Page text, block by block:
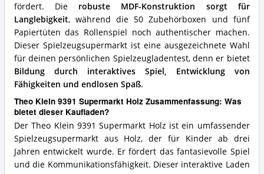
fördert. Die robuste MDF-Konstruktion sorgt für
Langlebigkeit, während die 50 Zubehörboxen und fünf
Papiertüten das Rollenspiel noch authentischer machen.
Dieser Spielzeugsupermarkt ist eine ausgezeichnete Wahl
für deinen persönlichen Spielzeugladentest, denn er bietet
Bildung durch interaktives Spiel, Entwicklung von
Fähigkeiten und endlosen Spaß.
Theo Klein 9391 Supermarkt Holz Zusammenfassung: Was
bietet dieser Kaufladen?
Der Theo Klein 9391 Supermarkt Holz ist ein umfassender
Spielzeugsupermarkt aus Holz, der für Kinder ab drei
Jahren entwickelt wurde. Er fördert das fantasievolle Spiel
und die Kommunikationsfähigkeit. Dieser interaktive Laden